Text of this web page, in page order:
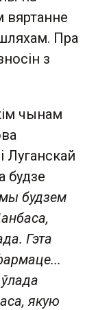
вяртанне
Пра
з
чынам
Луганскай
будзе
будзем
Гэта
якую